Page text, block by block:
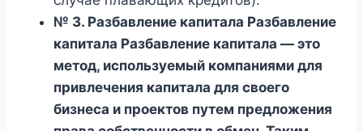
№ 3. Разбавление капитала Разбавление
капитала Разбавление капитала — это
метод, используемый компаниями для
привлечения капитала для своего
бизнеса и проектов путем предложения